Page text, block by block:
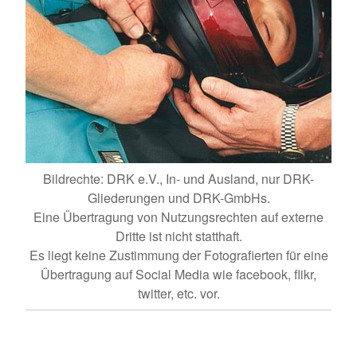
Bildrechte: DRK e.V., In- und Ausland, nur DRK-
Gliederungen und DRK-GmbHs.
Eine Übertragung von Nutzungsrechten auf externe
Dritte ist nicht statthaft.
Es liegt keine Zustimmung der Fotografierten für eine
Übertragung auf Social Media wie facebook, flikr,
twitter, etc. vor.